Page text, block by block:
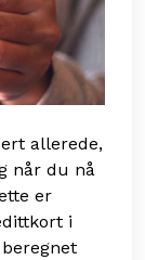
allerede,
når du nå
er
i